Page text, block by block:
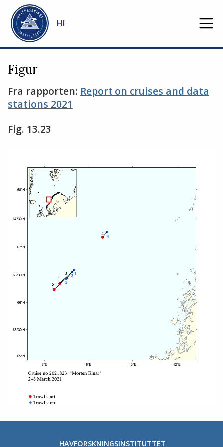
Gå til hovedinnhold
HI
Figur
Fra rapporten: Report on cruises and data
stations 2021
Fig. 13.23
HAVFORSKNINGSINSTITUTTET